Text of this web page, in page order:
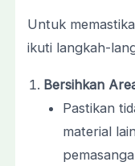
Untuk
ikuti langkah-
Bersihkan
Pastikan
material